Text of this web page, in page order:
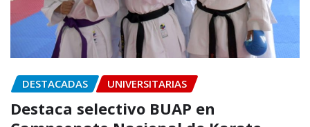
DESTACADAS UNIVERSITARIAS
Destaca selectivo BUAP en